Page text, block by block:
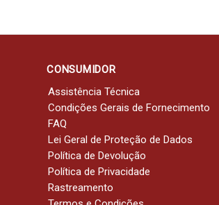
CONSUMIDOR
Assistência Técnica
Condições Gerais de Fornecimento
FAQ
Lei Geral de Proteção de Dados
Política de Devolução
Política de Privacidade
Rastreamento